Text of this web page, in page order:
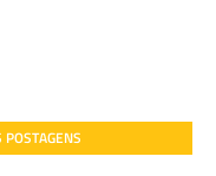
POSTAGENS